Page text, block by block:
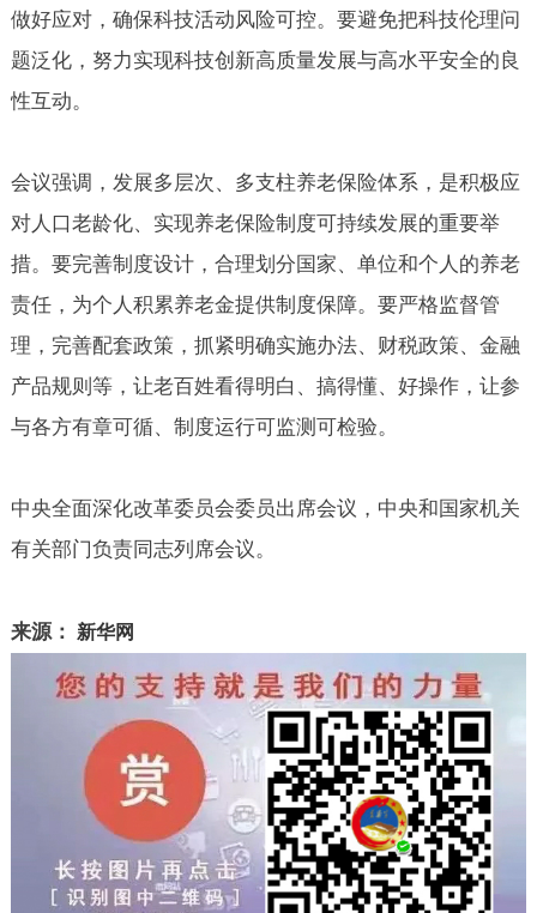
做好应对，确保科技活动风险可控。要避免把科技伦理问
题泛化，努力实现科技创新高质量发展与高水平安全的良
性互动。
会议强调，发展多层次、多支柱养老保险体系，是积极应
对人口老龄化、实现养老保险制度可持续发展的重要举
措。要完善制度设计，合理划分国家、单位和个人的养老
责任，为个人积累养老金提供制度保障。要严格监督管
理，完善配套政策，抓紧明确实施办法、财税政策、金融
产品规则等，让老百姓看得明白、搞得懂、好操作，让参
与各方有章可循、制度运行可监测可检验。
中央全面深化改革委员会委员出席会议，中央和国家机关
有关部门负责同志列席会议。
来源： 新华网